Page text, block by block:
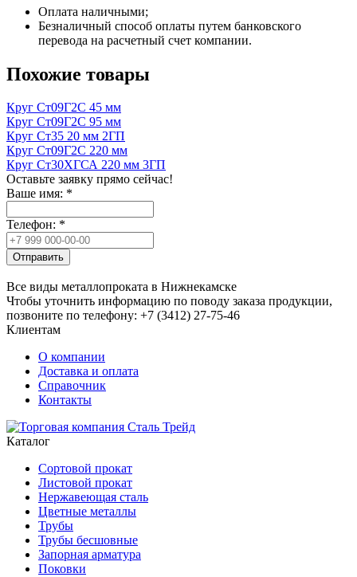
Оплата наличными;
Безналичный способ оплаты путем банковского
перевода на расчетный счет компании.
Похожие товары
Круг Ст09Г2С 45 мм
Круг Ст09Г2С 95 мм
Круг Ст35 20 мм 2ГП
Круг Ст09Г2С 220 мм
Круг Ст30ХГСА 220 мм 3ГП
Оставьте заявку прямо сейчас!
Ваше имя: *
Телефон: *
Отправить
Все виды металлопроката в Нижнекамске
Чтобы уточнить информацию по поводу заказа продукции,
позвоните по телефону: +7 (3412) 27-75-46
Клиентам
О компании
Доставка и оплата
Справочник
Контакты
Каталог
Сортовой прокат
Листовой прокат
Нержавеющая сталь
Цветные металлы
Трубы
Трубы бесшовные
Запорная арматура
Поковки